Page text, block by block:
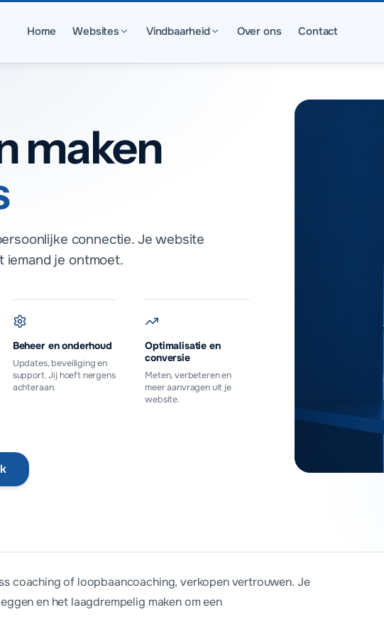
Home Websites Vindbaarheid Over ons Contact
maken
connectie. Je website
iemand je ontmoet.
Beheer en onderhoud
Updates, beveiliging en
support. Jij hoeft nergens
achteraan.
Optimalisatie en
conversie
Meten, verbeteren en
meer aanvragen uit je
website.
voor coaches?
€699 (ex. btw) voor een basiswebsite van 3 tot 5 pagina's. Wil je
Onderhoud, hosting en e-mail kun je erbij nemen vanaf €35 per
coaching of loopbaancoaching, verkopen vertrouwen. Je
en het laagdrempelig maken om een